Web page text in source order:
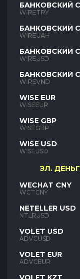
БАНКОВСКИЙ
TRY
WIRETRY
БАНКОВСКИЙ
UAH
WIREUAH
БАНКОВСКИЙ
USD
WIREUSD
БАНКОВСКИЙ
VND
WIREVND
WISE EUR
WISEEUR
WISE GBP
WISEGBP
WISE USD
WISEUSD
ЭЛ.
WECHAT CNY
WCTCNY
NETELLER USD
NTLRUSD
VOLET USD
ADVCUSD
VOLET EUR
ADVCEUR